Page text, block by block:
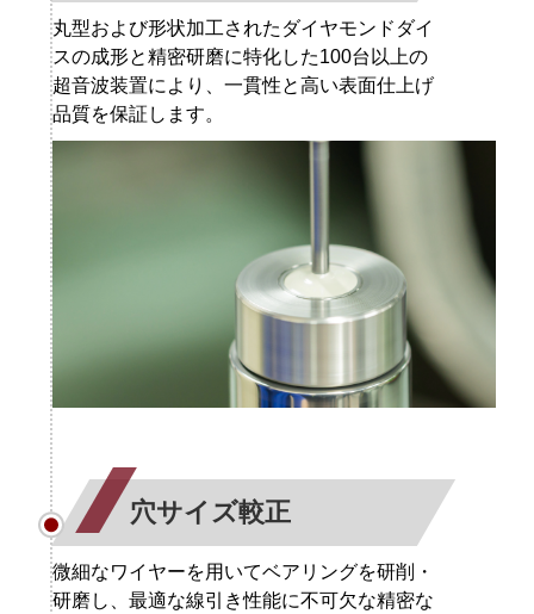
丸型および形状加工されたダイヤモンドダイ
スの成形と精密研磨に特化した100台以上の
超音波装置により、一貫性と高い表面仕上げ
品質を保証します。
穴サイズ較正
微細なワイヤーを用いてベアリングを研削・
研磨し、最適な線引き性能に不可欠な精密な